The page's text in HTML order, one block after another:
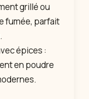
grillé ou
fumée, parfait
épices :
en poudre